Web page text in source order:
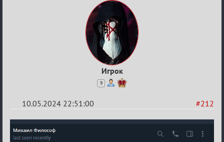
Игрок
9
#212
10.05.2024 22:51:00
Re:
Мафский